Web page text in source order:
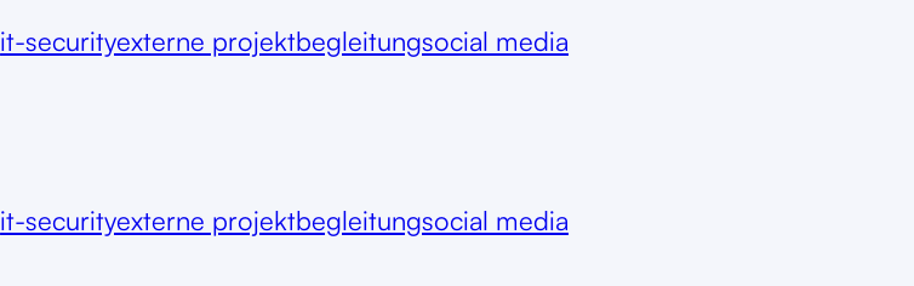
it-securityexterne projektbegleitungsocial media
it-securityexterne projektbegleitungsocial media